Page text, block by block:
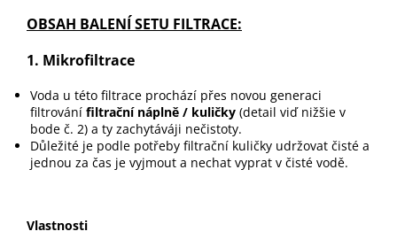
OBSAH BALENÍ SETU FILTRACE:
1. Mikrofiltrace
Voda u této filtrace prochází přes novou generaci
filtrování filtrační náplně / kuličky (detail viď nižšie v
bode č. 2) a ty zachytáváji nečistoty.
Důležité je podle potřeby filtrační kuličky udržovat čisté a
jednou za čas je vyjmout a nechat vyprat v čisté vodě.
Vlastnosti